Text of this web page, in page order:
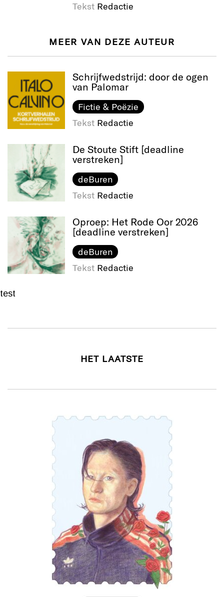
Tekst Redactie
MEER VAN DEZE AUTEUR
Schrijfwedstrijd: door de ogen
van Palomar
Fictie & Poëzie
Tekst Redactie
De Stoute Stift [deadline
verstreken]
deBuren
Tekst Redactie
Oproep: Het Rode Oor 2026
[deadline verstreken]
deBuren
Tekst Redactie
test
HET LAATSTE